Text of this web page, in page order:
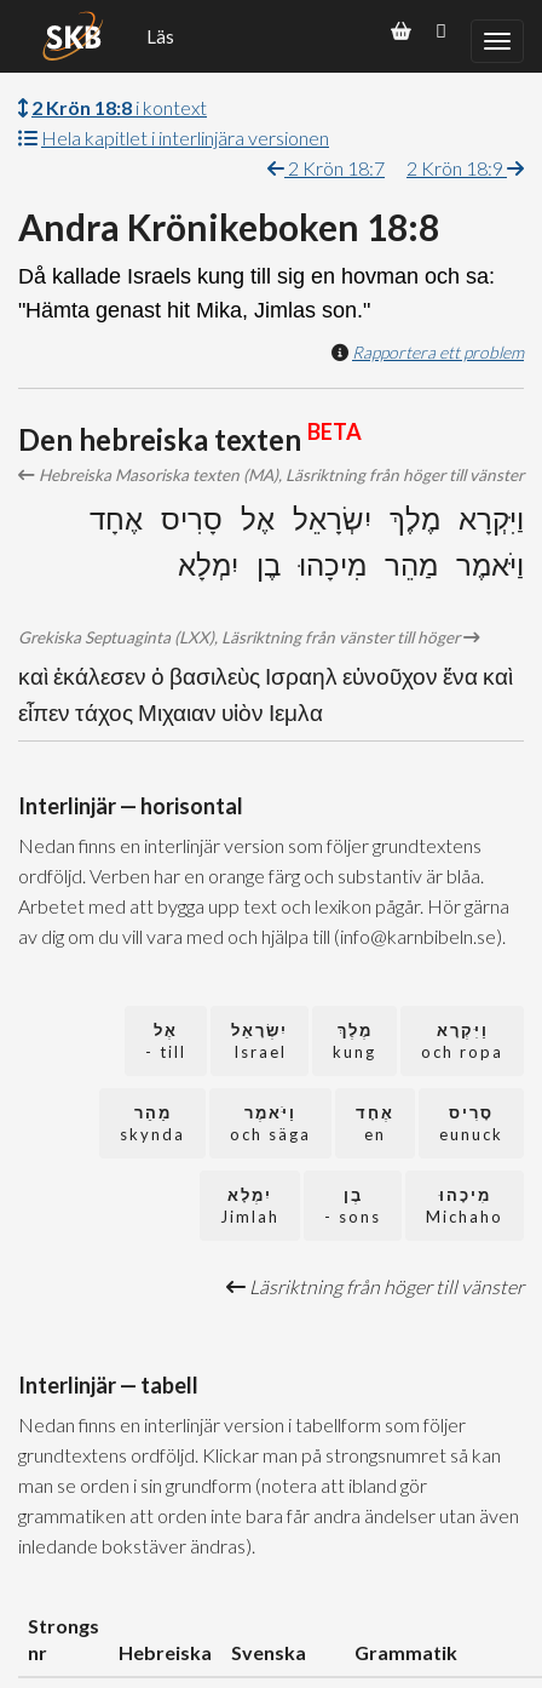
Läs
2 Krön 18:8 i kontext
Hela kapitlet i interlinjära versionen
2 Krön 18:7
2 Krön 18:9
Andra Krönikeboken 18:8
Då kallade Israels kung till sig en hovman och sa:
"Hämta genast hit Mika, Jimlas son."
Rapportera ett problem
Den hebreiska texten BETA
Hebreiska Masoriska texten (MA), Läsriktning från höger till vänster
וַיִּקְרָא מֶלֶךְ יִשְׂרָאֵל אֶל סָרִיס אֶחָד
וַיֹּאמֶר מַהֵר מִיכָהוּ בֶן יִמְלָא
Grekiska Septuaginta (LXX), Läsriktning från vänster till höger
καὶ ἐκάλεσεν ὁ βασιλεὺς Ισραηλ εὐνοῦχον ἕνα καὶ
εἶπεν τάχος Μιχαιαν υἱὸν Ιεμλα
Interlinjär — horisontal
Nedan finns en interlinjär version som följer grundtextens
ordföljd. Verben har en orange färg och substantiv är blåa.
Arbetet med att bygga upp text och lexikon pågår. Hör gärna
av dig om du vill vara med och hjälpa till (info@karnbibeln.se).
וַיִּקְרָא
och ropa
מֶלֶךְ
kung
יִשְׂרָאֵל
Israel
אֶל
till -
סָרִיס
eunuck
אֶחָד
en
וַיֹּאמֶר
och säga
מַהֵר
skynda
מִיכָהוּ
Michaho
בֶן
sons -
יִמְלָא
Jimlah
Läsriktning från höger till vänster
Interlinjär — tabell
Nedan finns en interlinjär version i tabellform som följer
grundtextens ordföljd. Klickar man på strongsnumret så kan
man se orden i sin grundform (notera att ibland gör
grammatiken att orden inte bara får andra ändelser utan även
inledande bokstäver ändras).
Strongs
nr
Hebreiska Svenska Grammatik